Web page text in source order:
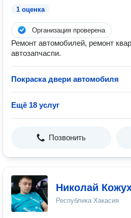
1 оценка
Организация проверена
Ремонт автомобилей, ремонт
автозапчаспи.
Покраска двери автомобиля
Ещё 18 услуг
Позвонить
Николай
Республика Хакасия